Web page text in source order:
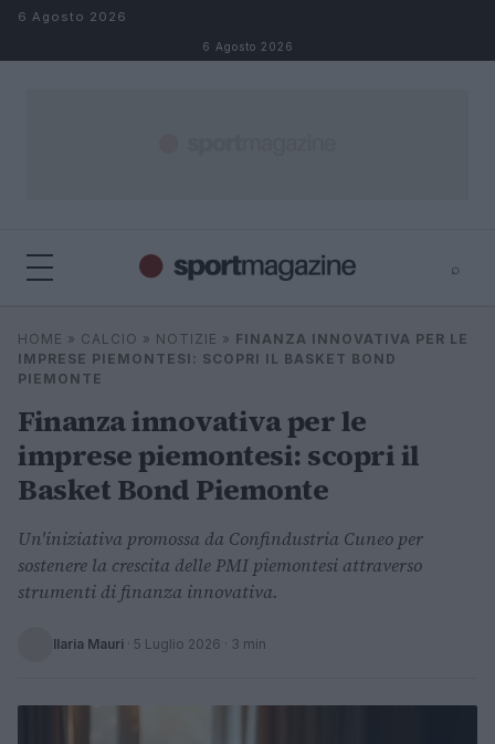
Salta al contenuto
6 Agosto 2026
6 Agosto 2026
⌕
Cerca
⌕ ×
HOME » CALCIO » NOTIZIE » FINANZA INNOVATIVA PER LE
IMPRESE PIEMONTESI: SCOPRI IL BASKET BOND
PIEMONTE
Finanza innovativa per le
imprese piemontesi: scopri il
Basket Bond Piemonte
Un'iniziativa promossa da Confindustria Cuneo per
sostenere la crescita delle PMI piemontesi attraverso
strumenti di finanza innovativa.
Ilaria Mauri · 5 Luglio 2026 · 3 min